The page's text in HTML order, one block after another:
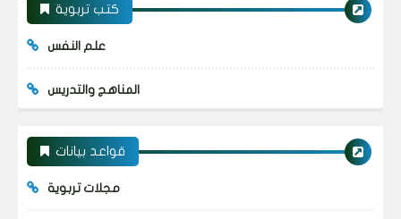
كتب تربوية
علم النفس
المناهج والتدريس
قواعد بيانات
مجلات تربوية